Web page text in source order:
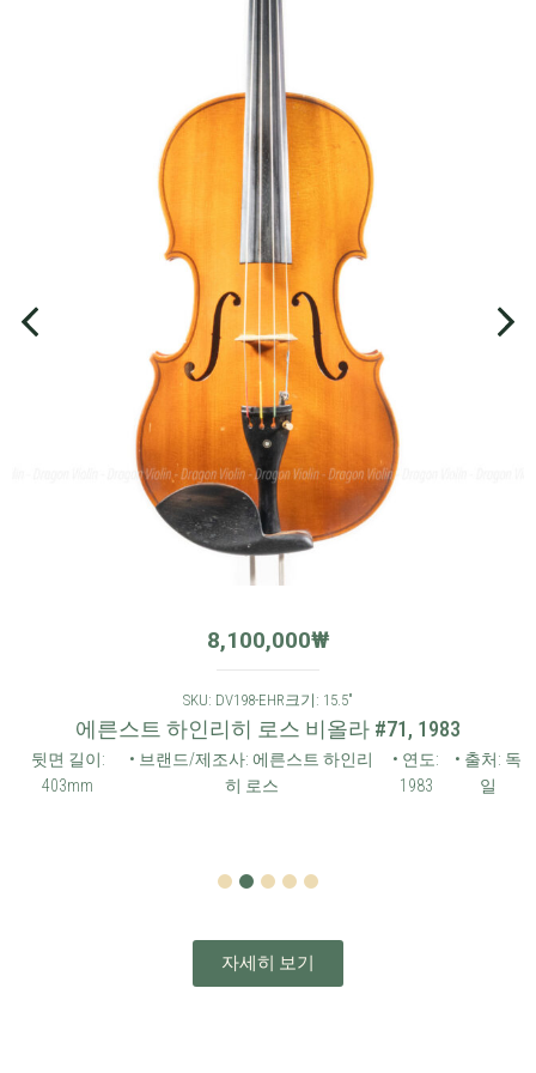
8,100,000₩
SKU: DV198-EHR 크기: 15.5"
에른스트 하인리히 로스 비올라 #71, 1983
뒷면 길이:
403mm
• 브랜드/제조사: 에른스트 하인리
히 로스
• 연도:
1983
• 출처: 독
일
4 5
자세히 보기